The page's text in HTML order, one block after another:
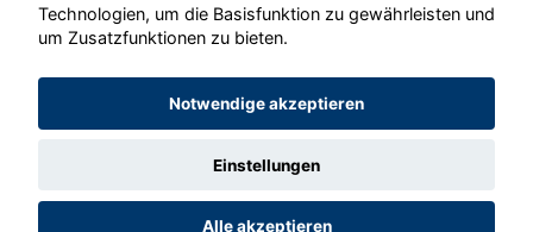
© konjunkturmotor.de GmbH 2020 - 2026
Technologien, um die Basisfunktion zu gewährleisten und
um Zusatzfunktionen zu bieten.
Notwendige akzeptieren
Einstellungen
Alle akzeptieren